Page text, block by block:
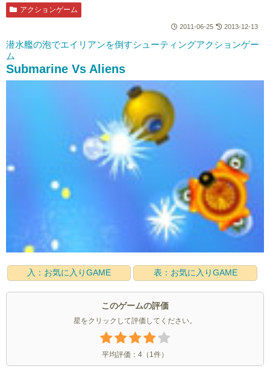
アクションゲーム
2011-06-25 2013-12-13
潜水艦の泡でエイリアンを倒すシューティングアクションゲー
ム
Submarine Vs Aliens
入：お気に入りGAME 表：お気に入りGAME
このゲームの評価
星をクリックして評価してください。
平均評価： 4 （ 1件）